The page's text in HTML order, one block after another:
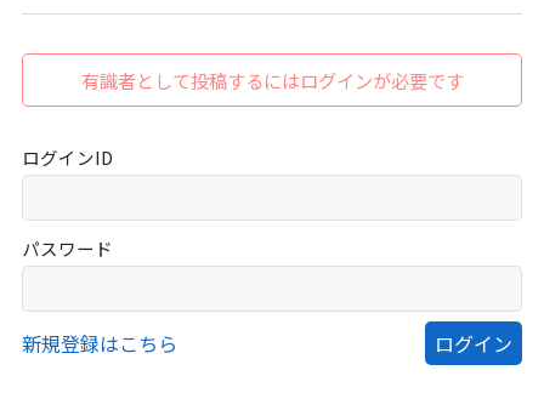
有識者として投稿するにはログインが必要です
ログインID
パスワード
新規登録はこちら